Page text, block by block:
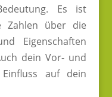
Es ist
Zahlen über die
Eigenschaften
dein Vor- und
auf dein